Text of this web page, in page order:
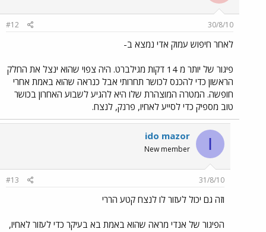
30/8/10
#12
לאחר חיפוש עמוק אדי נמצא ב-
פיגור של יותר מ 14 דקות מגילברט. היה צפוי שהוא ינצל את החלק
הראשון כדי להכנס לכושר תחרותי אבל כנראה שהוא באמת אחרי
חופשה. המטרה המוצהרת שלו היא להגיע לשבוע האחרון בכושר
טוב מספיק כדי לסייע לאחיו, פרנק, לנצח.
I
ido mazor
New member
31/8/10
#13
וזה גם יכול לעזור לו לנצח קטע הררי
הפיגור של אנדי מראה שהוא באמת בא בעיקר כדי לעזור לאחיו,